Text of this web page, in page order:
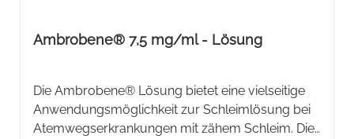
Ambrobene® 7,5 mg/ml - Lösung
Die Ambrobene® Lösung bietet eine vielseitige
Anwendungsmöglichkeit zur Schleimlösung bei
Atemwegserkrankungen mit zähem Schleim. Die